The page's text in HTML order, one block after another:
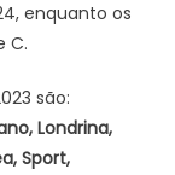
enquanto os
C.
são:
Londrina,
Sport,